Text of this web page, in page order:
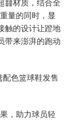
䨻材质，结合全
量的同时，显
触的设计让蹬地
带来澎湃的跑动
，助力球员轻